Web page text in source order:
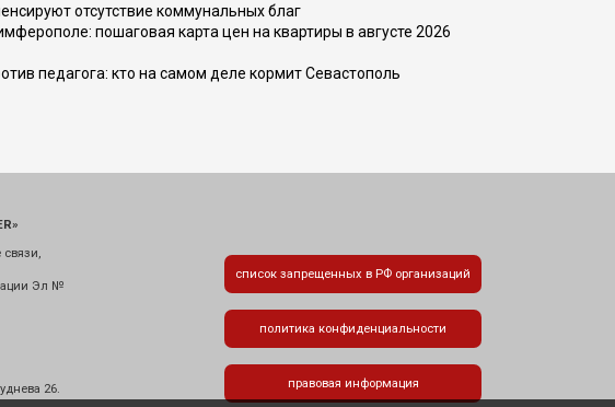
отсутствие коммунальных благ
пошаговая карта цен на квартиры в августе 2026
педагога: кто на самом деле кормит Севастополь
Эл №
26.
список запрещенных в РФ организаций
политика конфиденциальности
правовая информация